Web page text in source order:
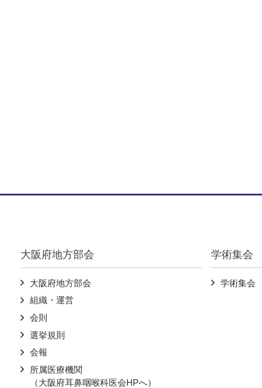
大阪府地方部会
大阪府地方部会
組織・運営
会則
選挙規則
会報
所属医療機関
（大阪府耳鼻咽喉科医会HPへ）
学術集会
学術集会